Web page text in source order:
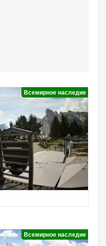
Всемирное наследие
Всемирное наследие